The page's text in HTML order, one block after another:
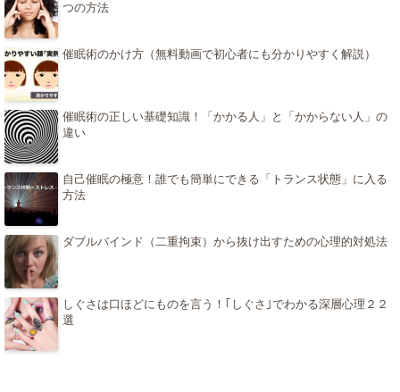
つの方法
催眠術のかけ方（無料動画で初心者にも分かりやすく解説）
催眠術の正しい基礎知識！「かかる人」と「かからない人」の
違い
自己催眠の極意！誰でも簡単にできる「トランス状態」に入る
方法
ダブルバインド（二重拘束）から抜け出すための心理的対処法
しぐさは口ほどにものを言う！｢しぐさ｣でわかる深層心理２２
選